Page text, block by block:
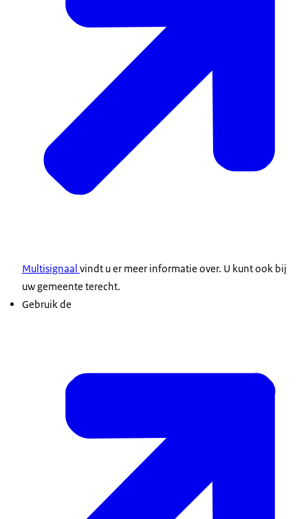
Multisignaal vindt u er meer informatie over. U kunt ook bij
uw gemeente terecht.
Gebruik de